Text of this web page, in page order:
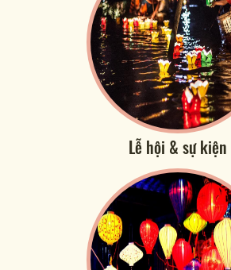
Lễ hội & sự kiện